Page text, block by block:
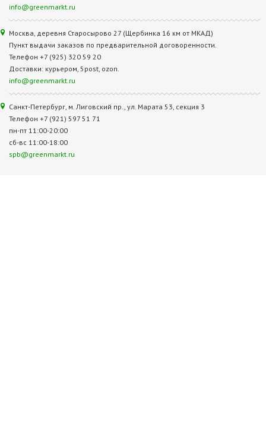
info@greenmarkt.ru
Москва, деревня Старосырово 27 (Щербинка 16 км от МКАД)
Пункт выдачи заказов по предварительной договоренности.
Телефон +7 (925) 320 59 20
Доставки: курьером, 5post, ozon.
info@greenmarkt.ru
Санкт-Петербург, м. Лиговский пр., ул. Марата 53, секция 3
Телефон +7 (921) 597 51 71
пн-пт 11:00-20:00
сб-вс 11:00-18:00
spb@greenmarkt.ru